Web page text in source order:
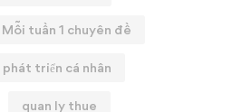
Mỗi tuần 1 chuyên đề
phát triển cá nhân
quan ly thue